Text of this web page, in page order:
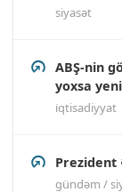
siyasət
ABŞ-nin
yoxsa
i̇qtisadiyyat
Prezident
gündəm /